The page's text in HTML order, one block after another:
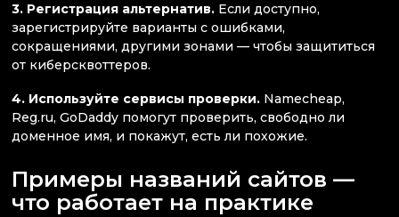
3. Регистрация альтернатив. Если доступно,
зарегистрируйте варианты с ошибками,
сокращениями, другими зонами — чтобы защититься
от киберсквоттеров.
4. Используйте сервисы проверки. Namecheap,
Reg.ru, GoDaddy помогут проверить, свободно ли
доменное имя, и покажут, есть ли похожие.
Примеры названий сайтов —
что работает на практике